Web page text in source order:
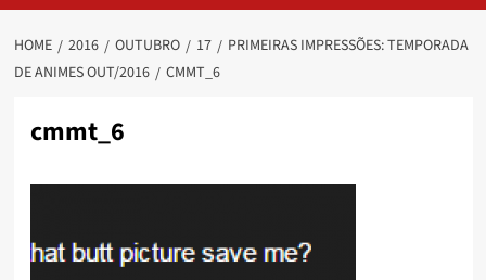
HOME 2016 OUTUBRO 17
PRIMEIRAS IMPRESSÕES: TEMPORADA
DE ANIMES OUT/2016
CMMT_6
cmmt_6